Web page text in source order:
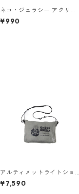
ネコ・ジェラシー アクリル
キーホルダー ゴールド
¥990
アルティメットライトショ
ルダーバッグ ミニ [KFP×お
めでゴリラックス]
¥7,590